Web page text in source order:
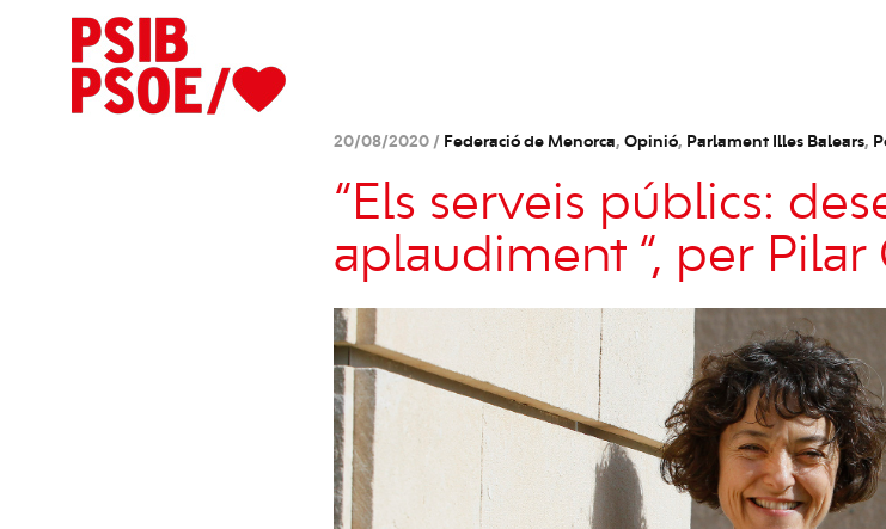
20/08/2020 / Federació de Menorca, Opinió, Parlament Illes Balears,
“Els serveis públics:
aplaudiment “, per Pilar